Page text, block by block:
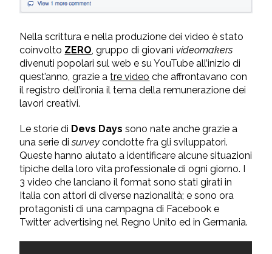
Nella scrittura e nella produzione dei video è stato
coinvolto ZERO, gruppo di giovani videomakers
divenuti popolari sul web e su YouTube all’inizio di
quest’anno, grazie atre video che affrontavano con
il registro dell’ironia il tema della remunerazione dei
lavori creativi.
Le storie di Devs Days sono nate anche grazie a
una serie disurvey condotte fra gli sviluppatori.
Queste hanno aiutato a identificare alcune situazioni
tipiche della loro vita professionale di ogni giorno. I
3 video che lanciano il format sono stati girati in
Italia con attori di diverse nazionalità; e sono ora
protagonisti di una campagna di Facebook e
Twitter advertising nel Regno Unito ed in Germania.